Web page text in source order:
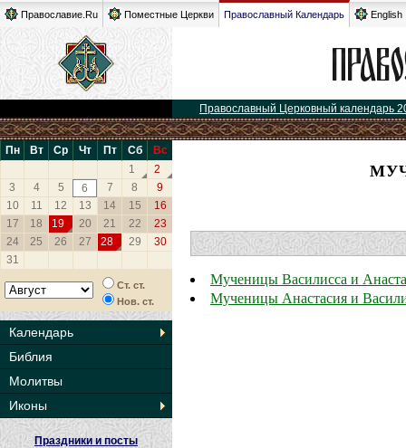
Православие.Ru Поместные Церкви Православный Календарь English
Православный Церковный календарь
Пн Вт Ср Чт Пт Сб
Вс
1
2
3
4 5 6 7 8
9
10
11 12 13 14 15
16
17
18 19 20 21 22
23
24
25 26 27 28 29
30
31
Ст. ст.
Нов. ст.
Календарь
Библия
Молитвы
Иконы
Праздники и посты
Мученицы Василисса и
Мученицы Анастасия и